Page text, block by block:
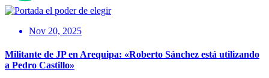
Nov 20, 2025
Militante de JP en Arequipa: «Roberto Sánchez está utilizando
a Pedro Castillo»